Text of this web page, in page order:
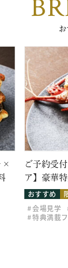
×
ご予約受
ア】豪華
おすすめ
会場見学
特典満載